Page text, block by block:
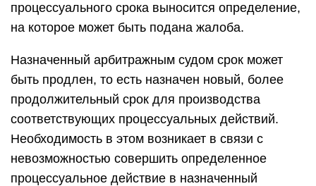
процессуального срока выносится определение,
на которое может быть подана жалоба.
Назначенный арбитражным судом срок может
быть продлен, то есть назначен новый, более
продолжительный срок для производства
соответствующих процессуальных действий.
Необходимость в этом возникает в связи с
невозможностью совершить определенное
процессуальное действие в назначенный